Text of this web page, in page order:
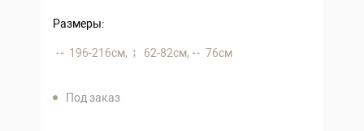
Размеры:
196-216 см, 62-82 см, 76 см
Под заказ